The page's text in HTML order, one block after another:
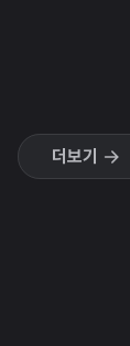
더보기